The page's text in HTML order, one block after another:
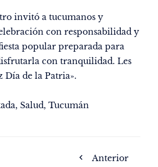
invitó a tucumanos y
con responsabilidad y
popular preparada para
con tranquilidad. Les
Día de la Patria».
, Salud, Tucumán
Anterior